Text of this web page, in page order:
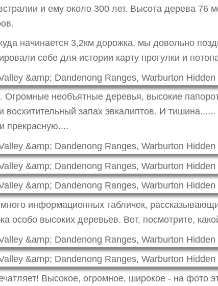
и ему около 300 лет. Высота дерева 76
начинается 3,2км дорожка, мы довольно
себе для истории карту прогулки и
Огромные необъятные деревья, высокие
восхитительный запах эвкалиптов. И
прекрасную....
информационных табличек,
особо высоких деревьев. Вот, посмотрите,
Высокое, огромное, широкое - на фото